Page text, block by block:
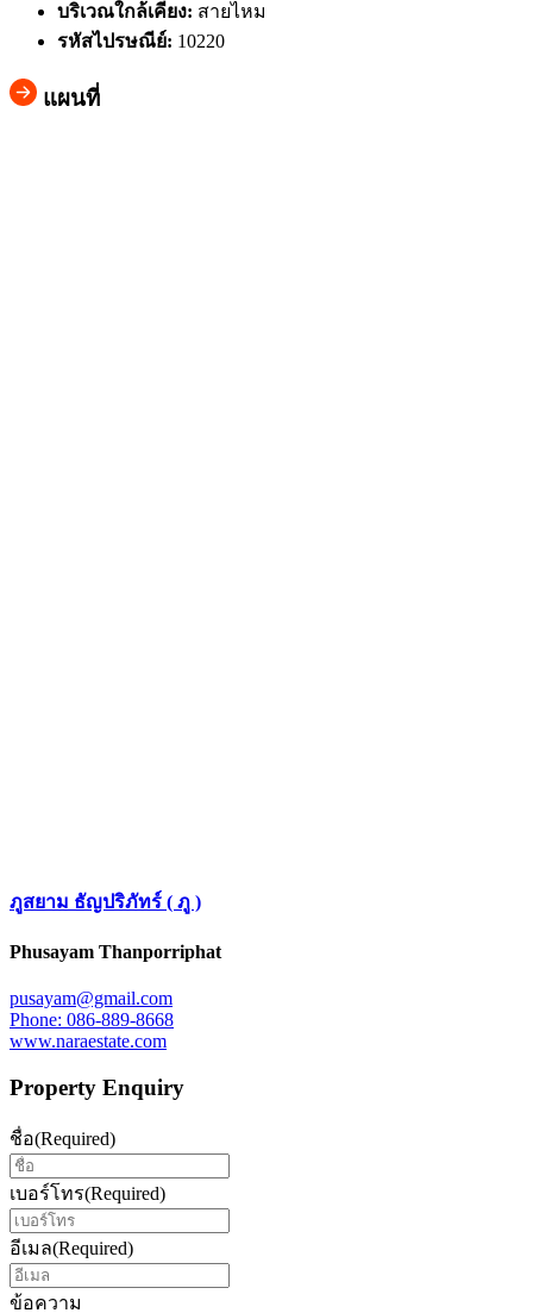
บริเวณใกล้เคียง: สายไหม
รหัสไปรษณีย์: 10220
แผนที่
ภูสยาม ธัญปริภัทร์ ( ภู )
Phusayam Thanporriphat
pusayam@gmail.com
Phone: 086-889-8668
www.naraestate.com
Property Enquiry
ชื่อ(Required)
เบอร์โทร(Required)
อีเมล(Required)
ข้อความ